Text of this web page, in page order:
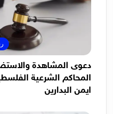
دعوى المشاهدة
المحاكم الشرعية
ايمن البدارين